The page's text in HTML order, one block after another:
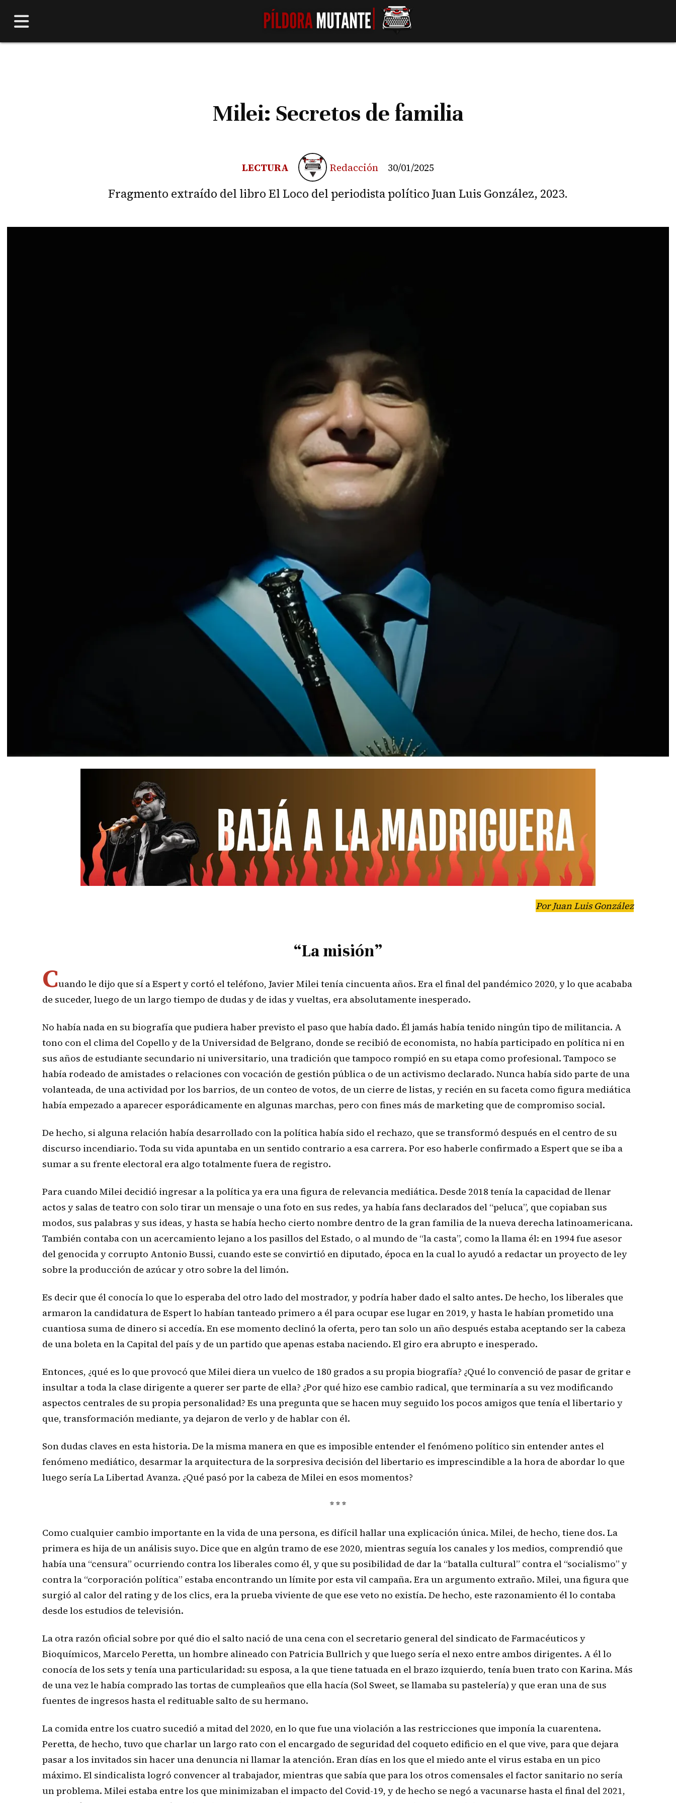
Milei: Secretos de familia
Fragmento extraído del libro El Loco del periodista político Juan Luis González, 2023.
LECTURA 30/01/2025
Redacción
Por Juan Luis González
“La misión”
Cuando le dijo que sí a Espert y cortó el teléfono, Javier Milei tenía cincuenta años. Era el final del pandémico 2020, y lo que acababa
de suceder, luego de un largo tiempo de dudas y de idas y vueltas, era absolutamente inesperado.
No había nada en su biografía que pudiera haber previsto el paso que había dado. Él jamás había tenido ningún tipo de militancia. A
tono con el clima del Copello y de la Universidad de Belgrano, donde se recibió de economista, no había participado en política ni en
sus años de estudiante secundario ni universitario, una tradición que tampoco rompió en su etapa como profesional. Tampoco se
había rodeado de amistades o relaciones con vocación de gestión pública o de un activismo declarado. Nunca había sido parte de una
volanteada, de una actividad por los barrios, de un conteo de votos, de un cierre de listas, y recién en su faceta como figura mediática
había empezado a aparecer esporádicamente en algunas marchas, pero con fines más de marketing que de compromiso social.
De hecho, si alguna relación había desarrollado con la política había sido el rechazo, que se transformó después en el centro de su
discurso incendiario. Toda su vida apuntaba en un sentido contrario a esa carrera. Por eso haberle confirmado a Espert que se iba a
sumar a su frente electoral era algo totalmente fuera de registro.
Para cuando Milei decidió ingresar a la política ya era una figura de relevancia mediática. Desde 2018 tenía la capacidad de llenar
actos y salas de teatro con solo tirar un mensaje o una foto en sus redes, ya había fans declarados del “peluca”, que copiaban sus
modos, sus palabras y sus ideas, y hasta se había hecho cierto nombre dentro de la gran familia de la nueva derecha latinoamericana.
También contaba con un acercamiento lejano a los pasillos del Estado, o al mundo de “la casta”, como la llama él: en 1994 fue asesor
del genocida y corrupto Antonio Bussi, cuando este se convirtió en diputado, época en la cual lo ayudó a redactar un proyecto de ley
sobre la producción de azúcar y otro sobre la del limón.
Es decir que él conocía lo que lo esperaba del otro lado del mostrador, y podría haber dado el salto antes. De hecho, los liberales que
armaron la candidatura de Espert lo habían tanteado primero a él para ocupar ese lugar en 2019, y hasta le habían prometido una
cuantiosa suma de dinero si accedía. En ese momento declinó la oferta, pero tan solo un año después estaba aceptando ser la cabeza
de una boleta en la Capital del país y de un partido que apenas estaba naciendo. El giro era abrupto e inesperado.
Entonces, ¿qué es lo que provocó que Milei diera un vuelco de 180 grados a su propia biografía? ¿Qué lo convenció de pasar de gritar e
insultar a toda la clase dirigente a querer ser parte de ella? ¿Por qué hizo ese cambio radical, que terminaría a su vez modificando
aspectos centrales de su propia personalidad? Es una pregunta que se hacen muy seguido los pocos amigos que tenía el libertario y
que, transformación mediante, ya dejaron de verlo y de hablar con él.
Son dudas claves en esta historia. De la misma manera en que es imposible entender el fenómeno político sin entender antes el
fenómeno mediático, desarmar la arquitectura de la sorpresiva decisión del libertario es imprescindible a la hora de abordar lo que
luego sería La Libertad Avanza. ¿Qué pasó por la cabeza de Milei en esos momentos?
* * *
Como cualquier cambio importante en la vida de una persona, es difícil hallar una explicación única. Milei, de hecho, tiene dos. La
primera es hija de un análisis suyo. Dice que en algún tramo de ese 2020, mientras seguía los canales y los medios, comprendió que
había una “censura” ocurriendo contra los liberales como él, y que su posibilidad de dar la “batalla cultural” contra el “socialismo” y
contra la “corporación política” estaba encontrando un límite por esta vil campaña. Era un argumento extraño. Milei, una figura que
surgió al calor del rating y de los clics, era la prueba viviente de que ese veto no existía. De hecho, este razonamiento él lo contaba
desde los estudios de televisión.
La otra razón oficial sobre por qué dio el salto nació de una cena con el secretario general del sindicato de Farmacéuticos y
Bioquímicos, Marcelo Peretta, un hombre alineado con Patricia Bullrich y que luego sería el nexo entre ambos dirigentes. A él lo
conocía de los sets y tenía una particularidad: su esposa, a la que tiene tatuada en el brazo izquierdo, tenía buen trato con Karina. Más
de una vez le había comprado las tortas de cumpleaños que ella hacía (Sol Sweet, se llamaba su pastelería) y que eran una de sus
fuentes de ingresos hasta el redituable salto de su hermano.
La comida entre los cuatro sucedió a mitad del 2020, en lo que fue una violación a las restricciones que imponía la cuarentena.
Peretta, de hecho, tuvo que charlar un largo rato con el encargado de seguridad del coqueto edificio en el que vive, para que dejara
pasar a los invitados sin hacer una denuncia ni llamar la atención. Eran días en los que el miedo ante el virus estaba en un pico
máximo. El sindicalista logró convencer al trabajador, mientras que sabía que para los otros comensales el factor sanitario no sería
un problema. Milei estaba entre los que minimizaban el impacto del Covid-19, y de hecho se negó a vacunarse hasta el final del 2021,